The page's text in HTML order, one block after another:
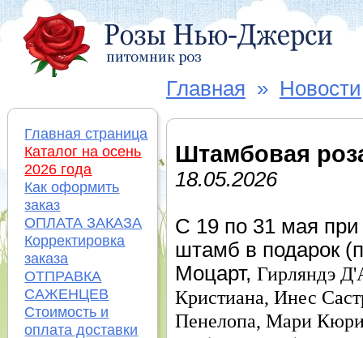
Главная » Новости
Штамбовая
18.05.2026
С 19 по 31 мая
штамб в подарок
Моцарт, Гирляндэ
Кристиана, Инес
Пенелопа, Мари
Главная страница
Каталог на осень
2026 года
Как оформить
заказ
ОПЛАТА ЗАКАЗА
Корректировка
заказа
ОТПРАВКА
САЖЕНЦЕВ
Стоимость и
оплата доставки